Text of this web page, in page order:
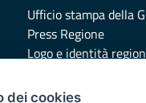
Ufficio stampa della
Press Regione
Logo e identità
Redazione
dei cookies